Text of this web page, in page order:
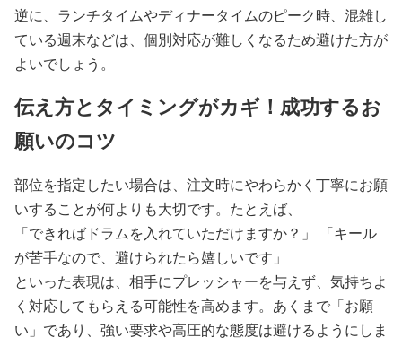
逆に、ランチタイムやディナータイムのピーク時、混雑し
ている週末などは、個別対応が難しくなるため避けた方が
よいでしょう。
伝え方とタイミングがカギ！成功するお
願いのコツ
部位を指定したい場合は、注文時にやわらかく丁寧にお願
いすることが何よりも大切です。たとえば、
「できればドラムを入れていただけますか？」 「キール
が苦手なので、避けられたら嬉しいです」
といった表現は、相手にプレッシャーを与えず、気持ちよ
く対応してもらえる可能性を高めます。あくまで「お願
い」であり、強い要求や高圧的な態度は避けるようにしま